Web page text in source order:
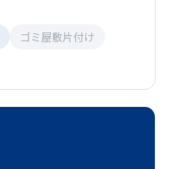
ゴミ屋敷片付け